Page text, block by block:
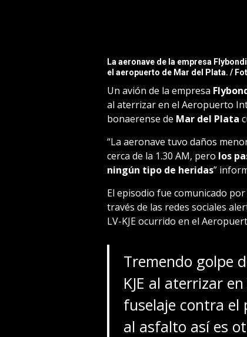
La aeronave de la empresa
el aeropuerto de Mar del Plata. /
Un avión de la empresa
al aterrizar en el Aeropuerto
bonaerense de Mar del Plata
“La aeronave tuvo daños
cerca de la 1.30 AM, pero los
ningún tipo de heridas”
El episodio fue comunicado
través de las redes sociales
LV-KJE ocurrido en el
Tremendo golpe
KJE al aterrizar
fuselaje contra el
al asfalto así es